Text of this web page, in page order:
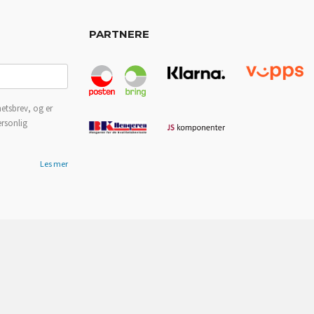
og er
Les mer
PARTNERE